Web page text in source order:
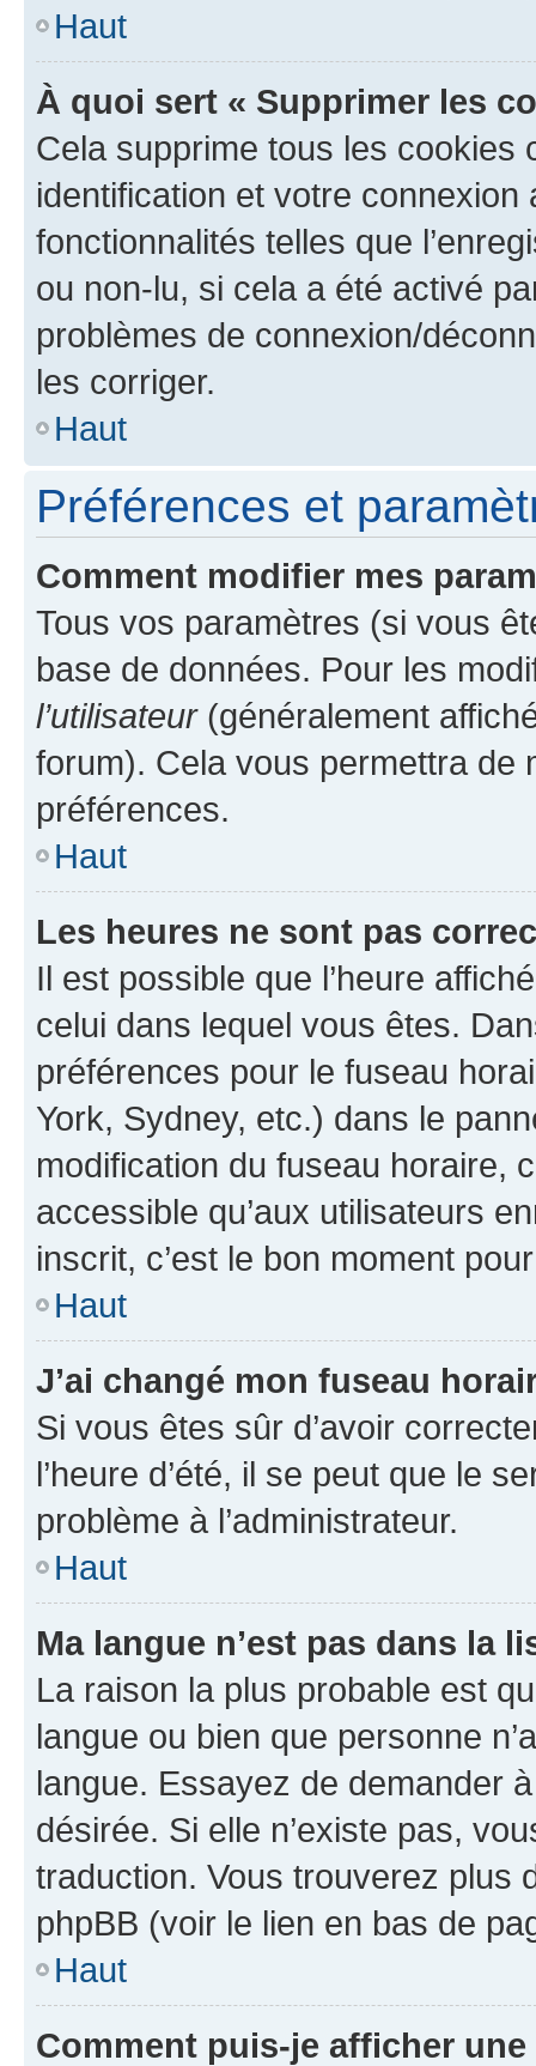
Haut
À quoi sert « Supprimer les
Cela supprime tous les cookies
identification et votre
fonctionnalités telles que
ou non-lu, si cela a été activé
problèmes de connexion/
les corriger.
Haut
Préférences et
Comment modifier mes
Tous vos paramètres (si vous
base de données. Pour les
l’utilisateur(généralement
forum). Cela vous permettra de
préférences.
Haut
Les heures ne sont pas
Il est possible que l’heure
celui dans lequel vous êtes.
préférences pour le fuseau
York, Sydney, etc.) dans le
modification du fuseau horaire,
accessible qu’aux utilisateurs
inscrit, c’est le bon moment
Haut
J’ai changé mon fuseau
Si vous êtes sûr d’avoir
l’heure d’été, il se peut que le
problème à l’administrateur.
Haut
Ma langue n’est pas dans la
La raison la plus probable est
langue ou bien que personne
langue. Essayez de demander
désirée. Si elle n’existe pas,
traduction. Vous trouverez plus
phpBB (voir le lien en bas de
Haut
Comment puis-je afficher